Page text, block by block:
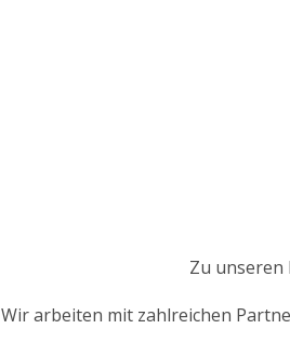
Zu unseren
Wir arbeiten mit zahlreichen